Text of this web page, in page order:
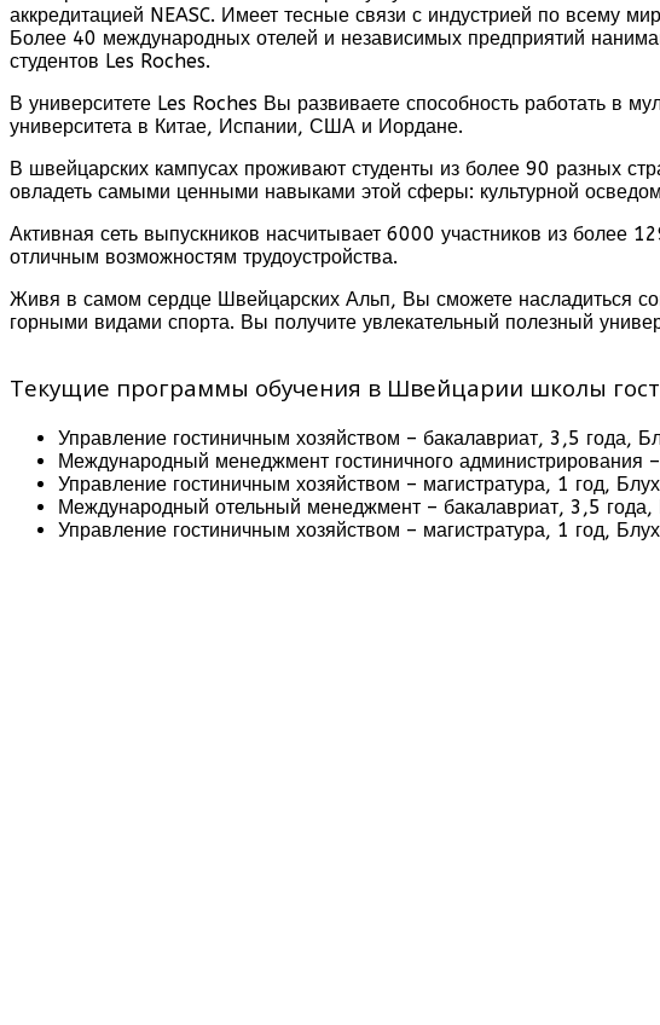
аккредитацией NEASC. Имеет тесные связи с индустрией по всему
Более 40 международных отелей и независимых предприятий
студентов Les Roches.
В университете Les Roches Вы развиваете способность работать в
университета в Китае, Испании, США и Иордане.
В швейцарских кампусах проживают студенты из более 90 разных
овладеть самыми ценными навыками этой сферы: культурной
Активная сеть выпускников насчитывает 6000 участников из более
отличным возможностям трудоустройства.
Живя в самом сердце Швейцарских Альп, Вы сможете насладиться
горными видами спорта. Вы получите увлекательный полезный
Текущие программы обучения в Швейцарии школы
Управление гостиничным хозяйством – бакалавриат, 3,5
Международный менеджмент гостиничного
Управление гостиничным хозяйством – магистратура, 1 год,
Международный отельный менеджмент – бакалавриат, 3,5
Управление гостиничным хозяйством – магистратура, 1 год,